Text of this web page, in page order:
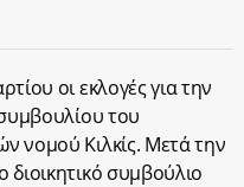
οι εκλογές για την
του
νομού Κιλκίς. Μετά την
συμβούλιο